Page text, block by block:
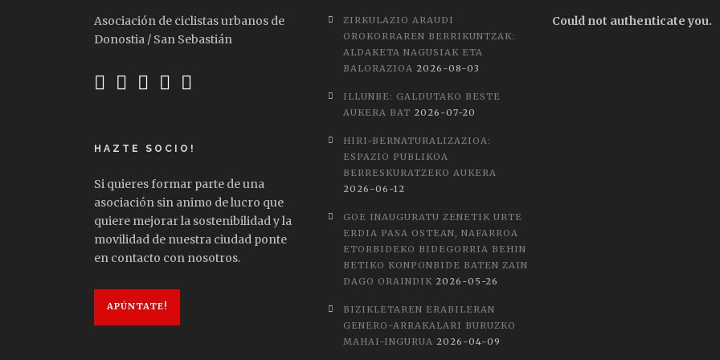
Asociación de ciclistas urbanos de
Donostia / San Sebastián
HAZTE SOCIO!
Si quieres formar parte de una
asociación sin animo de lucro que
quiere mejorar la sostenibilidad y la
movilidad de nuestra ciudad ponte
en contacto con nosotros.
APÚNTATE!
ZIRKULAZIO ARAUDI
OROKORRAREN BERRIKUNTZAK:
ALDAKETA NAGUSIAK ETA
BALORAZIOA 2026-08-03
ILLUNBE: GALDUTAKO BESTE
AUKERA BAT 2026-07-20
HIRI-BERNATURALIZAZIOA:
ESPAZIO PUBLIKOA
BERRESKURATZEKO AUKERA
2026-06-12
GOE INAUGURATU ZENETIK URTE
ERDIA PASA OSTEAN, NAFARROA
ETORBIDEKO BIDEGORRIA BEHIN
BETIKO KONPONBIDE BATEN ZAIN
DAGO ORAINDIK 2026-05-26
BIZIKLETAREN ERABILERAN
GENERO-ARRAKALARI BURUZKO
MAHAI-INGURUA 2026-04-09
Could not authenticate you.